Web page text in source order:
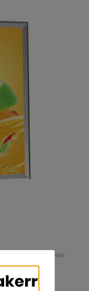
Art.03-0060